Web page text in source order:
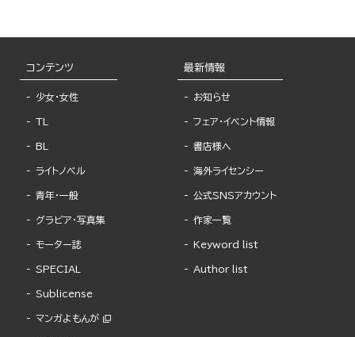
コンテンツ
少女・女性
TL
BL
ライトノベル
青年・一般
グラビア・写真集
モーター誌
SPECIAL
Sublicense
マンガよもんが
最新情報
お知らせ
フェア・イベント情報
書店様へ
海外ライセンシー
公式SNSアカウント
作家一覧
Keyword list
Author list